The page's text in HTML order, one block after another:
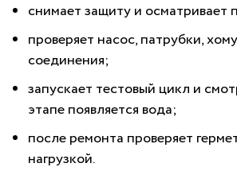
снимает защиту и осматривает
проверяет насос, патрубки,
соединения;
запускает тестовый цикл и
этапе появляется вода;
после ремонта проверяет
нагрузкой.